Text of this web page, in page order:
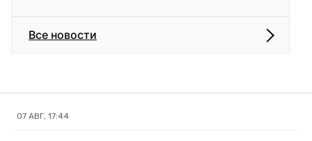
Все новости
07 АВГ, 17:44